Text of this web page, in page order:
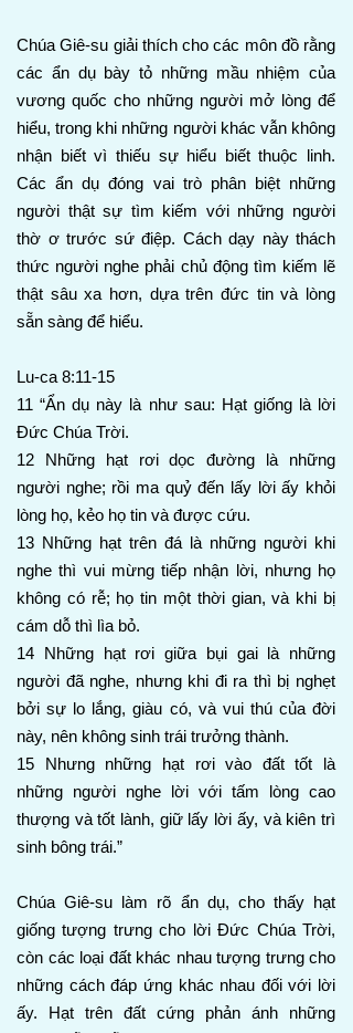
Chúa Giê-su giải thích cho các môn đồ rằng
các ẩn dụ bày tỏ những mầu nhiệm của
vương quốc cho những người mở lòng để
hiểu, trong khi những người khác vẫn không
nhận biết vì thiếu sự hiểu biết thuộc linh.
Các ẩn dụ đóng vai trò phân biệt những
người thật sự tìm kiếm với những người
thờ ơ trước sứ điệp. Cách dạy này thách
thức người nghe phải chủ động tìm kiếm lẽ
thật sâu xa hơn, dựa trên đức tin và lòng
sẵn sàng để hiểu.
Lu-ca 8:11-15
11 “Ẩn dụ này là như sau: Hạt giống là lời
Đức Chúa Trời.
12 Những hạt rơi dọc đường là những
người nghe; rồi ma quỷ đến lấy lời ấy khỏi
lòng họ, kẻo họ tin và được cứu.
13 Những hạt trên đá là những người khi
nghe thì vui mừng tiếp nhận lời, nhưng họ
không có rễ; họ tin một thời gian, và khi bị
cám dỗ thì lìa bỏ.
14 Những hạt rơi giữa bụi gai là những
người đã nghe, nhưng khi đi ra thì bị nghẹt
bởi sự lo lắng, giàu có, và vui thú của đời
này, nên không sinh trái trưởng thành.
15 Nhưng những hạt rơi vào đất tốt là
những người nghe lời với tấm lòng cao
thượng và tốt lành, giữ lấy lời ấy, và kiên trì
sinh bông trái.”
Chúa Giê-su làm rõ ẩn dụ, cho thấy hạt
giống tượng trưng cho lời Đức Chúa Trời,
còn các loại đất khác nhau tượng trưng cho
những cách đáp ứng khác nhau đối với lời
ấy. Hạt trên đất cứng phản ánh những